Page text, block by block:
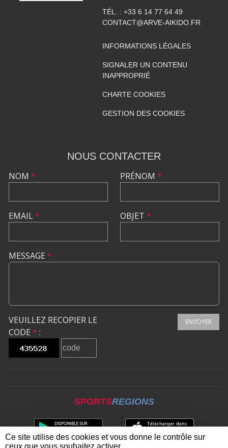
TÉL. : +33 6 14 77 64 49
CONTACT@ARVE-AIKIDO.FR
INFORMATIONS LÉGALES
SIGNALER UN CONTENU
INAPPROPRIÉ
CHARTE COOKIES
GESTION DES COOKIES
NOUS CONTACTER
NOM *
EMAIL*
PRÉNOM *
OBJET *
MESSAGE *
VEUILLEZ RECOPIER LE
CODE * :
ENVOYER
SPORTSREGIONS
Ce site utilise des cookies et vous donne le contrôle sur
ceux que vous souhaitez activer